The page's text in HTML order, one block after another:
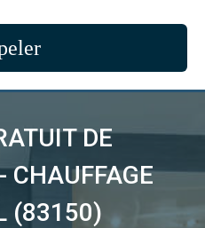
DE
CHAUFFAGE
(83150)